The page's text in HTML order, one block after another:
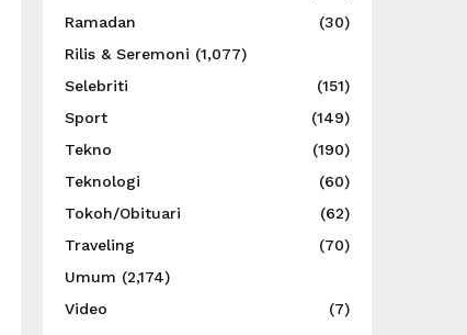
Ramadan
(30)
Rilis & Seremoni (1,077)
Selebriti
(151)
Sport
(149)
Tekno
(190)
Teknologi
(60)
Tokoh/Obituari
(62)
Traveling
(70)
Umum (2,174)
Video
(7)